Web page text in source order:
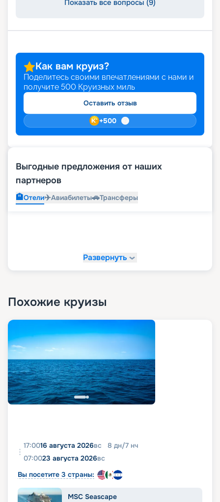
Показать все вопросы (9)
Как вам круиз?
Поделитесь своими впечатлениями с нами и
получите 500 Круизных миль
Оставить отзыв
+500
Выгодные предложения от наших
партнеров
🏨Отели✈️Авиабилеты🚗Трансферы
Развернуть
Похожие круизы
17:0016 августа 2026вс 8 дн/7 нч
07:0023 августа 2026вс
Вы посетите 3 страны:
MSC Seascape